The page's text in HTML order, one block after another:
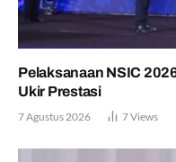
Pelaksanaan NSIC
Ukir Prestasi
7 Agustus 2026 7Views